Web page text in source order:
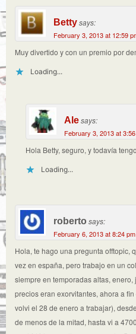
Bettysays:
February 3, 2013 at 12:59
Muy divertido y con un premio por
Loading...
Alesays:
February 3, 2013 at
Hola Betty, seguro, y todavía
Loading...
roberto says:
February 6, 2013 at 8:24 pm
Hola, te hago una pregunta offtopic,
vez en españa, pero trabajo en un
siempre en temporadas altas,
precios eran exorvitantes, ahora a
volvi el 28 de enero a trabajar),
de menos de la mitad, hasta vi a